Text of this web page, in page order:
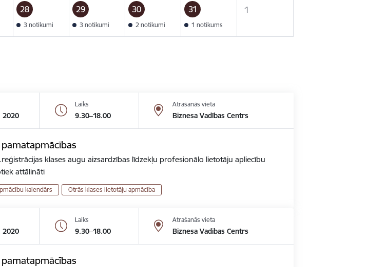
28
3 notikumi
29
3 notikumi
30
2 notikumi
31
1 notikums
1
2020
Laiks
9.30–18.00
Atrašanās vieta
Biznesa Vadības Centrs
klases augu aizsardzības līdzekļu profesionālo lietotāju apliecību
attālināti
kalendārs Otrās klases lietotāju apmācība
2020
Laiks
9.30–18.00
Atrašanās vieta
Biznesa Vadības Centrs